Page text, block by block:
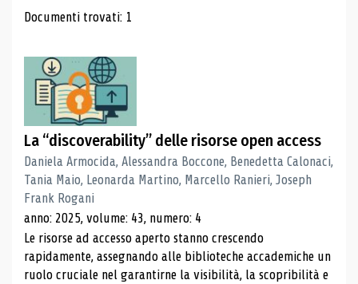
Risultati di ricerca
Documenti trovati: 1
La “discoverability” delle risorse open access
Daniela Armocida, Alessandra Boccone, Benedetta Calonaci,
Tania Maio, Leonarda Martino, Marcello Ranieri, Joseph
Frank Rogani
anno: 2025, volume: 43, numero: 4
Le risorse ad accesso aperto stanno crescendo
rapidamente, assegnando alle biblioteche accademiche un
ruolo cruciale nel garantirne la visibilità, la scopribilità e